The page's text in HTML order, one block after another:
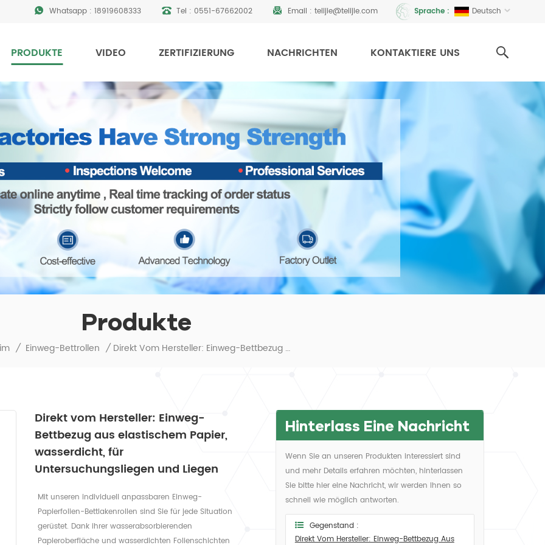
Sprache : Deutsch
Whatsapp : 18919608333 Tel : 0551-67662002 Email : telijie@telijie.com
PRODUKTE VIDEO ZERTIFIZIERUNG NACHRICHTEN KONTAKTIERE UNS
Produkte
/ Einweg-Bettrollen / Direkt Vom Hersteller: Einweg-Bettbezug Aus Elastischem Papier, Wasserdicht, Für Untersuchungsliegen Und Liegen
Direkt vom Hersteller: Einweg-
Bettbezug aus elastischem Papier,
wasserdicht, für
Untersuchungsliegen und Liegen
Mit unseren individuell anpassbaren Einweg-
Papierfolien-Bettlakenrollen sind Sie für jede Situation
gerüstet. Dank ihrer wasserabsorbierenden
Papieroberfläche und wasserdichten Folienschichten
Hinterlass Eine Nachricht
Wenn Sie an unseren Produkten interessiert sind
und mehr Details erfahren möchten, hinterlassen
Sie bitte hier eine Nachricht, wir werden Ihnen so
schnell wie möglich antworten.
Gegenstand :
Direkt Vom Hersteller: Einweg-Bettbezug Aus